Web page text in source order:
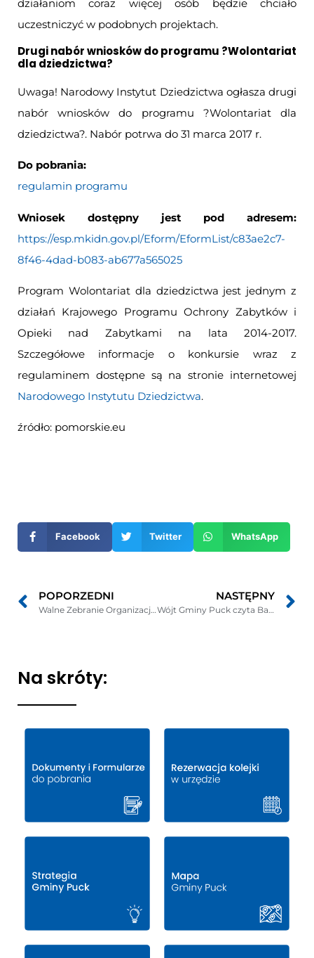
działaniom coraz więcej osób będzie chciało
uczestniczyć w podobnych projektach.
Drugi nabór wniosków do programu ?Wolontariat
dla dziedzictwa?
Uwaga! Narodowy Instytut Dziedzictwa ogłasza drugi
nabór wniosków do programu ?Wolontariat dla
dziedzictwa?. Nabór potrwa do 31 marca 2017 r.
Do pobrania:
regulamin programu
Wniosek dostępny jest pod adresem:
https://esp.mkidn.gov.pl/Eform/EformList/c83ae2c7-
8f46-4dad-b083-ab677a565025
Program Wolontariat dla dziedzictwa jest jednym z
działań Krajowego Programu Ochrony Zabytków i
Opieki nad Zabytkami na lata 2014-2017.
Szczegółowe informacje o konkursie wraz z
regulaminem dostępne są na stronie internetowej
Narodowego Instytutu Dziedzictwa.
źródło: pomorskie.eu
nowym
oknie
Facebook Twitter WhatsApp
POPORZEDNI
Walne Zebranie Organizacji Pozarządowych z Powiatu Puckiego – zaproszenie
NASTĘPNY
Wójt Gminy Puck czyta Bajki w Przedszkolu „Pod Sosenką”
Na skróty: